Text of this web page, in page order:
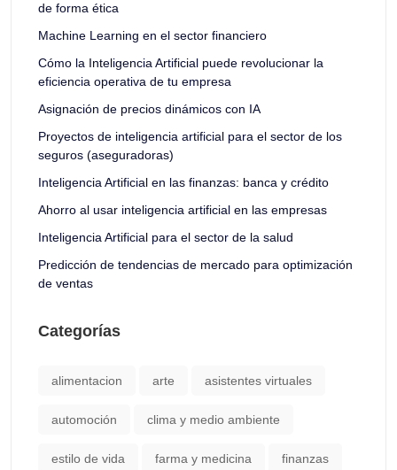
de forma ética
Machine Learning en el sector financiero
Cómo la Inteligencia Artificial puede revolucionar la
eficiencia operativa de tu empresa
Asignación de precios dinámicos con IA
Proyectos de inteligencia artificial para el sector de los
seguros (aseguradoras)
Inteligencia Artificial en las finanzas: banca y crédito
Ahorro al usar inteligencia artificial en las empresas
Inteligencia Artificial para el sector de la salud
Predicción de tendencias de mercado para optimización
de ventas
Categorías
alimentacion arte asistentes virtuales
automoción clima y medio ambiente
estilo de vida farma y medicina finanzas